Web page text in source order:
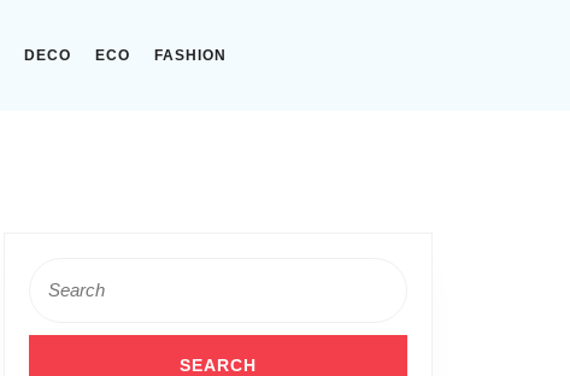
DECO ECO FASHION
for: